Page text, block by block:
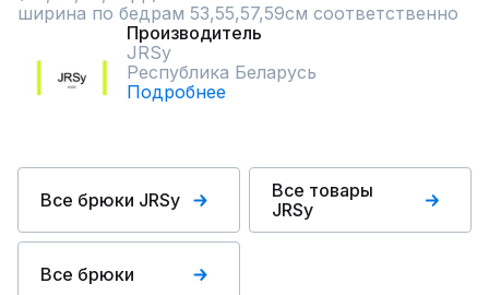
ширина по бедрам 53,55,57,59см соответственно
Производитель
JRSy
Республика Беларусь
Подробнее
Все брюки JRSy
Все товары
JRSy
Все брюки